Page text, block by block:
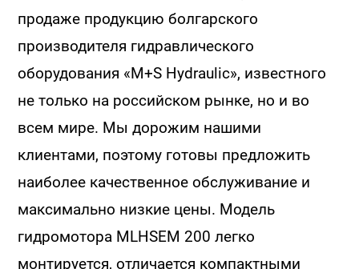
продаже продукцию болгарского
производителя гидравлического
оборудования «M+S Hydraulic», известного
не только на российском рынке, но и во
всем мире. Мы дорожим нашими
клиентами, поэтому готовы предложить
наиболее качественное обслуживание и
максимально низкие цены. Модель
гидромотора MLHSEM 200 легко
монтируется, отличается компактными